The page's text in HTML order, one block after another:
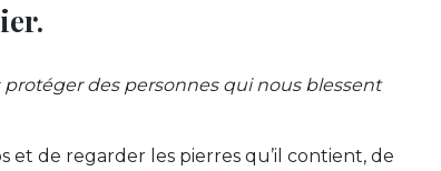
des personnes qui nous blessent
et de regarder les pierres qu’il contient, de